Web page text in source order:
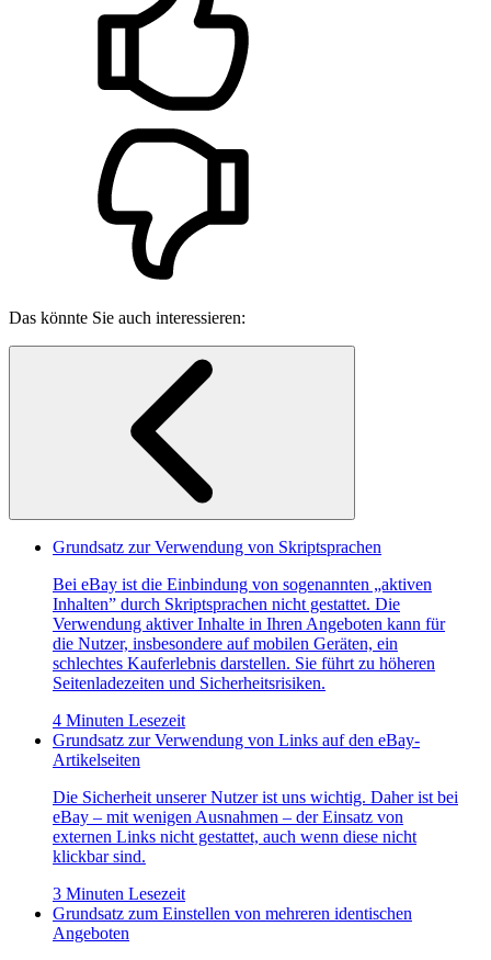
Das könnte Sie auch interessieren:
Grundsatz zur Verwendung von Skriptsprachen
Bei eBay ist die Einbindung von sogenannten „aktiven
Inhalten” durch Skriptsprachen nicht gestattet. Die
Verwendung aktiver Inhalte in Ihren Angeboten kann für
die Nutzer, insbesondere auf mobilen Geräten, ein
schlechtes Kauferlebnis darstellen. Sie führt zu höheren
Seitenladezeiten und Sicherheitsrisiken.
4 Minuten Lesezeit
Grundsatz zur Verwendung von Links auf den eBay-
Artikelseiten
Die Sicherheit unserer Nutzer ist uns wichtig. Daher ist bei
eBay – mit wenigen Ausnahmen – der Einsatz von
externen Links nicht gestattet, auch wenn diese nicht
klickbar sind.
3 Minuten Lesezeit
Grundsatz zum Einstellen von mehreren identischen
Angeboten